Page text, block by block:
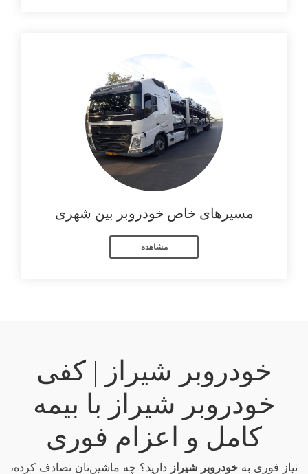
مسیرهای خاص خودروبر بین شهری
مشاهده
خودروبر شیراز | کفی
خودروبر شیراز با بیمه
کامل و اعزام فوری
نیاز فوری به خودروبر شیراز دارید؟ چه ماشین‌تان تصادف کرده،